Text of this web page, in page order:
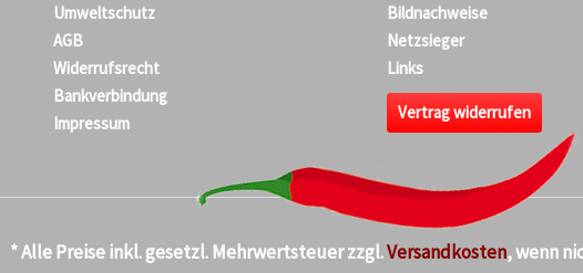
Umweltschutz
AGB
Widerrufsrecht
Bankverbindung
Impressum
Bildnachweise
Netzsieger
Links
Vertrag widerrufen
* Alle Preise inkl. gesetzl. Mehrwertsteuer zzgl.Versandkosten, wenn